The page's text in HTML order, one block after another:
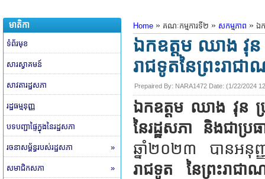
មាតិកា
ទំព័រមុខ
សារស្វាគមន៍
សាវតារដ្ឋសភា
រដ្ឋធម្មនុញ្ញ
បទបញ្ជាផ្ទៃក្នុងនៃរដ្ឋសភា
រចនាសម្ព័ន្ធរបស់រដ្ឋសភា »
សមាជិកសភា »
Home » គណៈកម្មការទី២ » សកម្មភាព » ឯ
ឯកឧត្តម ឈាង វុន
រាជទូតនៃព្រះរាជា
Prepaired By: NARA1472 ​ Date: (1/22/2024
ឯកឧត្តម ឈាង វុន ប្រ
នៃរដ្ឋសភា និងជាប្រធ
ឆ្នាំ២០២៣ បានអនុ
រាជទូត នៃព្រះរាជា